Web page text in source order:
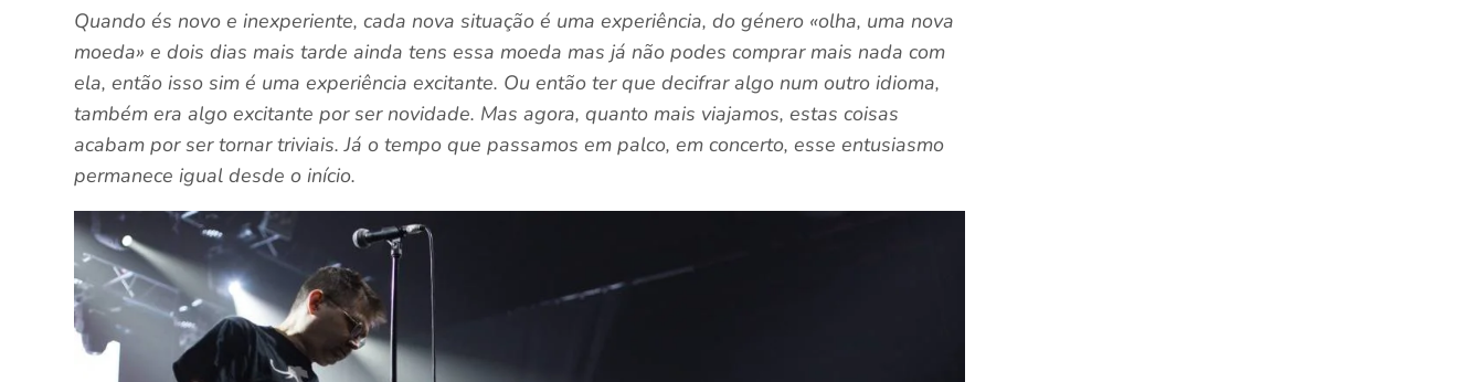
Quando és novo e inexperiente, cada nova situação é uma experiência, do género «olha, uma nova
moeda» e dois dias mais tarde ainda tens essa moeda mas já não podes comprar mais nada com
ela, então isso sim é uma experiência excitante. Ou então ter que decifrar algo num outro idioma,
também era algo excitante por ser novidade. Mas agora, quanto mais viajamos, estas coisas
acabam por ser tornar triviais. Já o tempo que passamos em palco, em concerto, esse entusiasmo
permanece igual desde o início.